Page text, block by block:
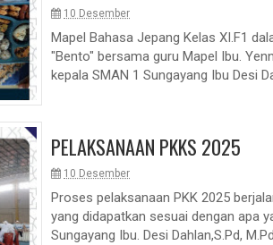
10 Desember
Mapel Bahasa Jepang Kelas XI.F1
"Bento" bersama guru Mapel Ibu.
kepala SMAN 1 Sungayang Ibu Desi
PELAKSANAAN PKKS 2025
10 Desember
Proses pelaksanaan PKK 2025
yang didapatkan sesuai dengan apa
Sungayang Ibu. Desi Dahlan,S.Pd,